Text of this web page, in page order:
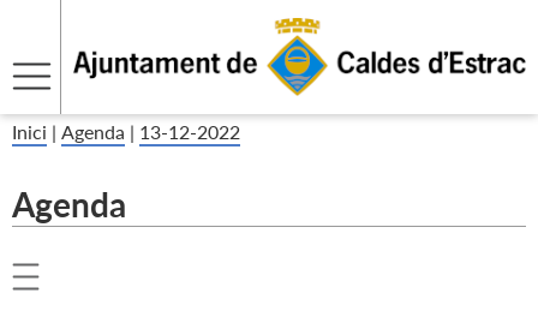
Inici | Agenda | 13-12-2022
Agenda